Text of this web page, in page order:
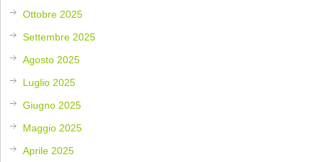
Ottobre 2025
Settembre 2025
Agosto 2025
Luglio 2025
Giugno 2025
Maggio 2025
Aprile 2025